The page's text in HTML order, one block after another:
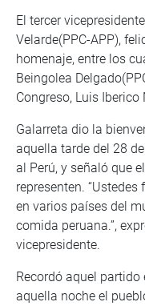
El tercer
Velarde(PPC-APP),
homenaje, entre los
Beingolea
Congreso, Luis Iberico
Galarreta dio la
aquella tarde del 28
al Perú, y señaló que
representen.
en varios países del
comida peruana.”,
vicepresidente.
Recordó aquel partido
aquella noche el